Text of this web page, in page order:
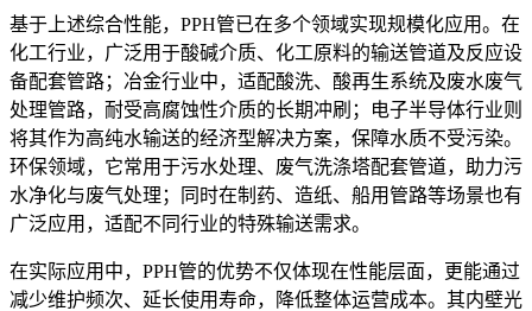
基于上述综合性能，PPH管已在多个领域实现规模化应用。在
化工行业，广泛用于酸碱介质、化工原料的输送管道及反应设
备配套管路；冶金行业中，适配酸洗、酸再生系统及废水废气
处理管路，耐受高腐蚀性介质的长期冲刷；电子半导体行业则
将其作为高纯水输送的经济型解决方案，保障水质不受污染。
环保领域，它常用于污水处理、废气洗涤塔配套管道，助力污
水净化与废气处理；同时在制药、造纸、船用管路等场景也有
广泛应用，适配不同行业的特殊输送需求。
在实际应用中，PPH管的优势不仅体现在性能层面，更能通过
减少维护频次、延长使用寿命，降低整体运营成本。其内壁光